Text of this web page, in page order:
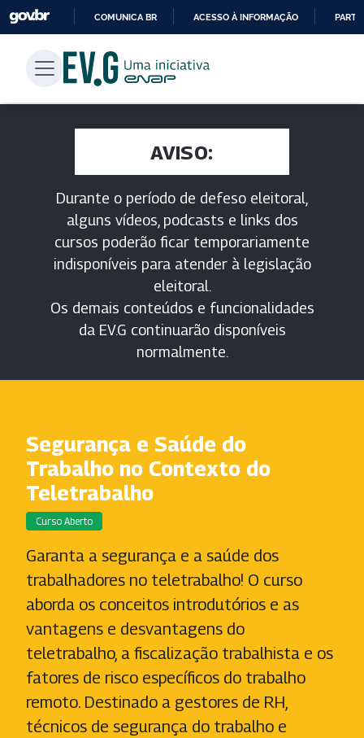
PARA
CONTEÚDO
COMUNICA BR ACESSO À INFORMAÇÃO
AVISO:
Durante o período de defeso eleitoral,
alguns vídeos, podcasts e links dos
cursos poderão ficar temporariamente
indisponíveis para atender à legislação
eleitoral.
Os demais conteúdos e funcionalidades
da EV.G continuarão disponíveis
normalmente.
Segurança e Saúde do
Trabalho no Contexto do
Teletrabalho
Curso Aberto
Garanta a segurança e a saúde dos
trabalhadores no teletrabalho! O curso
aborda os conceitos introdutórios e as
vantagens e desvantagens do
teletrabalho, a fiscalização trabalhista e os
fatores de risco específicos do trabalho
remoto. Destinado a gestores de RH,
técnicos de segurança do trabalho e